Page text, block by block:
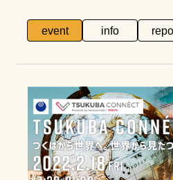
event info